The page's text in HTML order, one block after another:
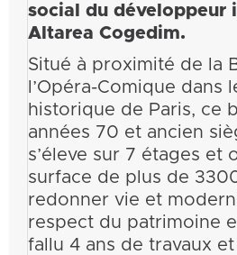
social du développeur
Altarea Cogedim.
Situé à proximité de la
l’Opéra-Comique dans
historique de Paris, ce
années 70 et ancien
s’éleve sur 7 étages et
surface de plus de
redonner vie et
respect du patrimoine
fallu 4 ans de travaux